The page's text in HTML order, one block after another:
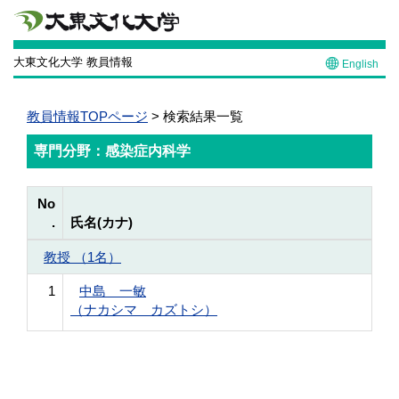
大東文化大学 教員情報 English
教員情報TOPページ > 検索結果一覧
専門分野：感染症内科学
No
.
氏名(カナ)
教授 （1名）
1
中島 一敏
（ナカシマ カズトシ）